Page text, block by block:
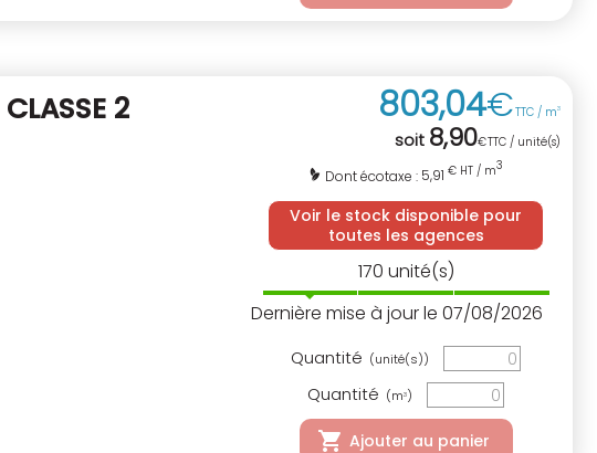
2
803,04€TTC / m3
soit 8,90€TTC / unité(s)
Dont écotaxe : 5,91 € HT / m3
Voir le stock disponible pour
toutes les agences
170 unité(s)
Dernière mise à jour le 07/08/2026
Quantité (unité(s))
Quantité (m3)
Ajouter au panier